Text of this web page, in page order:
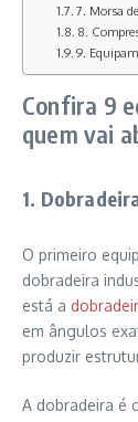
7. Morsa
8.
9.
Confira 9
quem vai
1.
O primeiro
dobradeira
está a
em ângulos
produzir
A dobradeira é